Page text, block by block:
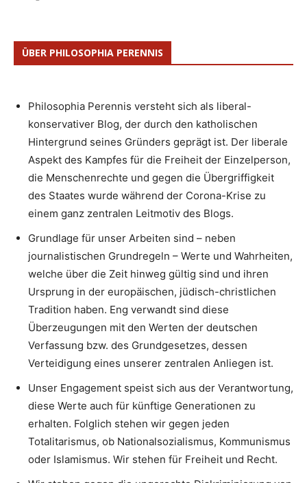
ÜBER PHILOSOPHIA PERENNIS
Philosophia Perennis versteht sich als liberal-
konservativer Blog, der durch den katholischen
Hintergrund seines Gründers geprägt ist. Der liberale
Aspekt des Kampfes für die Freiheit der Einzelperson,
die Menschenrechte und gegen die Übergriffigkeit
des Staates wurde während der Corona-Krise zu
einem ganz zentralen Leitmotiv des Blogs.
Grundlage für unser Arbeiten sind – neben
journalistischen Grundregeln – Werte und Wahrheiten,
welche über die Zeit hinweg gültig sind und ihren
Ursprung in der europäischen, jüdisch-christlichen
Tradition haben. Eng verwandt sind diese
Überzeugungen mit den Werten der deutschen
Verfassung bzw. des Grundgesetzes, dessen
Verteidigung eines unserer zentralen Anliegen ist.
Unser Engagement speist sich aus der Verantwortung,
diese Werte auch für künftige Generationen zu
erhalten. Folglich stehen wir gegen jeden
Totalitarismus, ob Nationalsozialismus, Kommunismus
oder Islamismus. Wir stehen für Freiheit und Recht.